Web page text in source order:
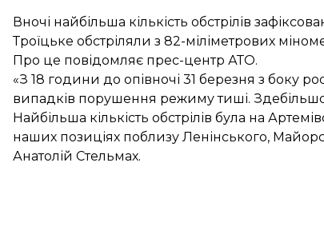
Вночі найбільша кількість обстрілів
Троїцьке обстріляли з 82-міліметрових
Про це повідомляє прес-центр АТО.
«З 18 години до опівночі 31 березня з боку
випадків порушення режиму тиші.
Найбільша кількість обстрілів була на
наших позиціях поблизу Ленінського,
Анатолій Стельмах.